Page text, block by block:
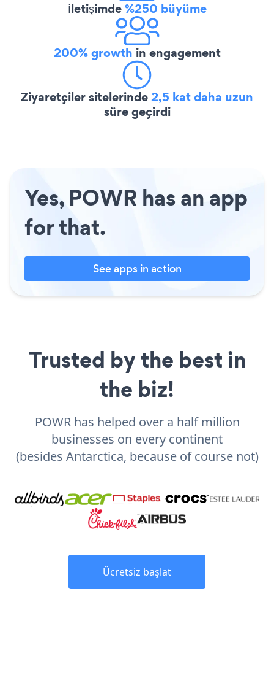
İletişimde%250 büyüme
200% growth in engagement
Ziyaretçiler sitelerinde2,5 kat daha uzun
süre geçirdi
Yes, POWR has an app
for that.
See apps in action
Trusted by the best in
the biz!
POWR has helped over a half million
businesses on every continent
(besides Antarctica, because of course not)
Ücretsiz başlat